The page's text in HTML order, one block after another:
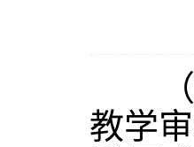
（
教学